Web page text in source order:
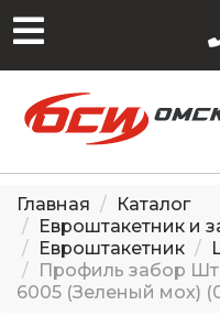
Главная
Каталог
Евроштакетник и
Евроштакетник
Профиль забор
6005 (Зеленый мох)